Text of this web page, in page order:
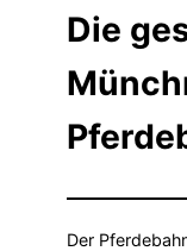
Die
Der